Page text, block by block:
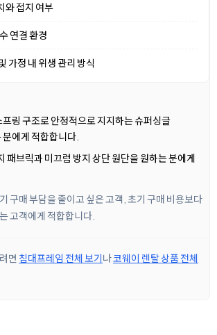
와 접지 여부
연결 환경
가정 내 위생 관리 방식
링 구조로 안정적으로 지지하는 슈퍼싱글
에게 적합합니다.
패브릭과 미끄럼 방지 상단 원단을 원하는 분에게
구매 부담을 줄이고 싶은 고객, 초기 구매 비용보다
고객에게 적합합니다.
면 침대프레임 전체 보기나코웨이 렌탈 상품 전체